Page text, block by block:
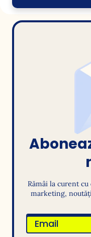
Rămâi la curent
marketing,